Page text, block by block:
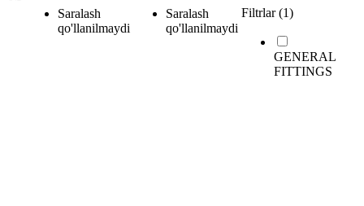
Saralash
qo'llanilmaydi
Saralash
qo'llanilmaydi
Filtrlar (1)
GENERAL
FITTINGS